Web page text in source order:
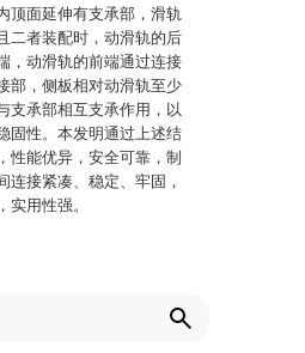
顶面延伸有支承部，滑轨
二者装配时，动滑轨的后
，动滑轨的前端通过连接
部，侧板相对动滑轨至少
支承部相互支承作用，以
固性。本发明通过上述结
性能优异，安全可靠，制
连接紧凑、稳定、牢固，
用性强。